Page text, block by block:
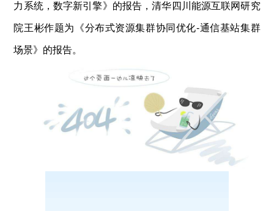
力系统，数字新引擎》的报告，清华四川能源互联网研究
院王彬作题为《分布式资源集群协同优化-通信基站集群
场景》的报告。